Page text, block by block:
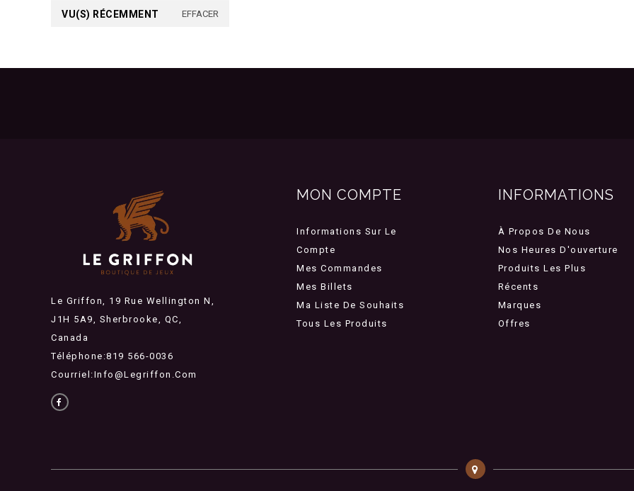
VU(S) RÉCEMMENT EFFACER
Le Griffon, 19 Rue Wellington N,
J1H 5A9, Sherbrooke, QC,
Canada
Téléphone:819 566-0036
Courriel:Info@legriffon.com
MON COMPTE
Informations Sur Le
Compte
Mes Commandes
Mes Billets
Ma Liste De Souhaits
Tous Les Produits
INFORMATIONS
À Propos De Nous
Nos Heures D'ouverture
Produits Les Plus
Récents
Marques
Offres